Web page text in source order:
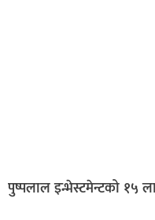
पुष्पलाल इन्भेस्टमेन्टको १५